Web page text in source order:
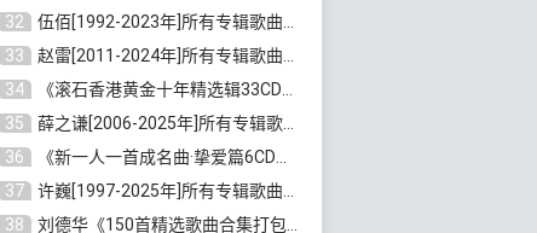
32
伍佰[1992-2023年]所有专辑歌曲合集[高品质MP3/320K/3.92GB]百度云网盘下载
33
赵雷[2011-2024年]所有专辑歌曲打包[无损FLAC/MP3/2.64GB]百度云网盘下载
34
《滚石香港黄金十年精选辑33CD》[无损APE/WAV分轨/13.6GB]百度云网盘下载
35
薛之谦[2006-2025年]所有专辑歌曲合集[无损FLAC/MP3/5.20GB]百度云网盘下载
36
《新一人一首成名曲·挚爱篇6CD》[无损MP3/DTS/WAV分轨/4.43GB]百度云网盘下载
37
许巍[1997-2025年]所有专辑歌曲合集打包[无损FLAC/MP3/7.48GB]百度云网盘下载
38
刘德华《150首精选歌曲合集打包》[无损FLAC/MP3/5.26GB]百度云网盘下载